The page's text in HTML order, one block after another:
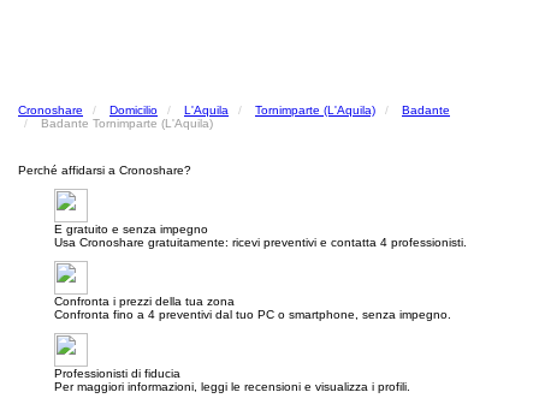
Cronoshare Domicilio L'Aquila Tornimparte (L'Aquila)
Badante
Badante Tornimparte (L'Aquila)
Perché affidarsi a Cronoshare?
E gratuito e senza impegno
Usa Cronoshare gratuitamente: ricevi preventivi e contatta 4 professionisti.
Confronta i prezzi della tua zona
Confronta fino a 4 preventivi dal tuo PC o smartphone, senza impegno.
Professionisti di fiducia
Per maggiori informazioni, leggi le recensioni e visualizza i profili.